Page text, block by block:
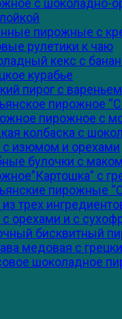
с шоколадно-
пирожные с
рулетики к чаю
кекс с
курабье
пирог с вареньем
пирожное
пирожное с
колбаска с
с изюмом и орехами
булочки с маком
с
пирожные
трех
с орехами и с
бисквитный
медовая с
шоколадное